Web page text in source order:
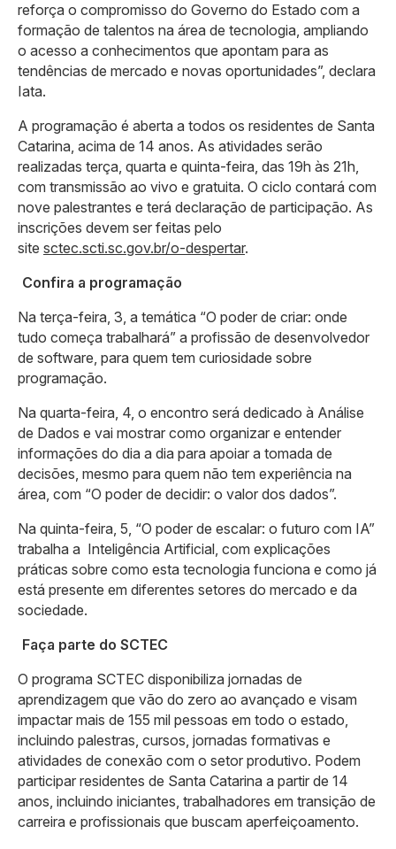
reforça o compromisso do Governo do Estado com a
formação de talentos na área de tecnologia, ampliando
o acesso a conhecimentos que apontam para as
tendências de mercado e novas oportunidades”, declara
Iata.
A programação é aberta a todos os residentes de Santa
Catarina, acima de 14 anos. As atividades serão
realizadas terça, quarta e quinta-feira, das 19h às 21h,
com transmissão ao vivo e gratuita. O ciclo contará com
nove palestrantes e terá declaração de participação. As
inscrições devem ser feitas pelo
site sctec.scti.sc.gov.br/o-despertar.
Confira a programação
Na terça-feira, 3, a temática “O poder de criar: onde
tudo começa trabalhará” a profissão de desenvolvedor
de software, para quem tem curiosidade sobre
programação.
Na quarta-feira, 4, o encontro será dedicado à Análise
de Dados e vai mostrar como organizar e entender
informações do dia a dia para apoiar a tomada de
decisões, mesmo para quem não tem experiência na
área, com “O poder de decidir: o valor dos dados”.
Na quinta-feira, 5, “O poder de escalar: o futuro com IA”
trabalha a Inteligência Artificial, com explicações
práticas sobre como esta tecnologia funciona e como já
está presente em diferentes setores do mercado e da
sociedade.
Faça parte do SCTEC
O programa SCTEC disponibiliza jornadas de
aprendizagem que vão do zero ao avançado e visam
impactar mais de 155 mil pessoas em todo o estado,
incluindo palestras, cursos, jornadas formativas e
atividades de conexão com o setor produtivo. Podem
participar residentes de Santa Catarina a partir de 14
anos, incluindo iniciantes, trabalhadores em transição de
carreira e profissionais que buscam aperfeiçoamento.